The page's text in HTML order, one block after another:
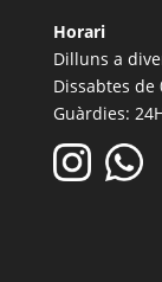
Horari
Dilluns a
Dissabtes de
Guàrdies: